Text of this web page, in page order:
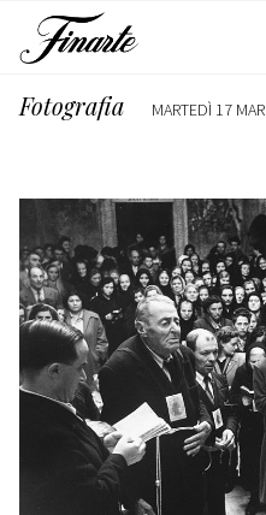
Fotografia MARTEDÌ 17